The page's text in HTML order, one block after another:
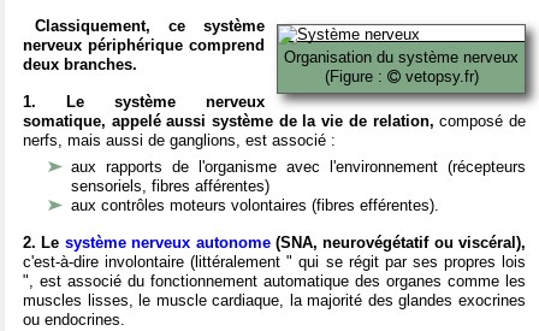
Organisation du système nerveux
(Figure :
vetopsy.fr)
Classiquement, ce système
nerveux périphérique comprend
deux branches.
1. Le système nerveux
somatique, appelé aussi système de la vie de relation, composé de
nerfs, mais aussi de ganglions, est associé :
aux rapports de l'organisme avec l'environnement (récepteurs
sensoriels, fibres afférentes)
aux contrôles moteurs volontaires (fibres efférentes).
2. Le système nerveux autonome(SNA, neurovégétatif ou viscéral),
c'est-à-dire involontaire (littéralement " qui se régit par ses propres lois
", est associé du fonctionnement automatique des organes comme les
muscles lisses, le muscle cardiaque, la majorité des glandes exocrines
ou endocrines.